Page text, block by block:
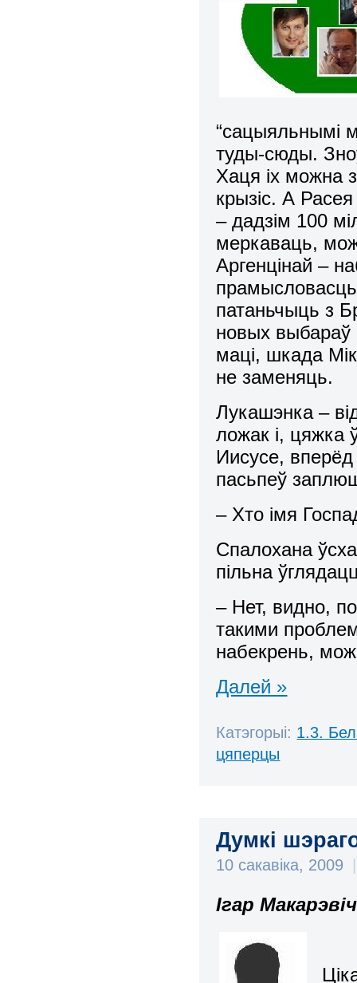
“сацыяльнымі
туды-сюды.
Хаця іх можна
крызіс. А
– дадзім 100
меркаваць,
Аргенцінай –
патаньчыць з
новых выбараў
маці, шкада
не заменяць.
Лукашэнка –
ложак і, цяжка
Иисусе,
пасьпеў
– Хто імя
Спалохана
пільна
– Нет, видно,
такими
набекрень,
Далей »
Катэгорыі: 1.3.
цяперцы
Думкі
10 сакавіка, 2009 |
Ігар